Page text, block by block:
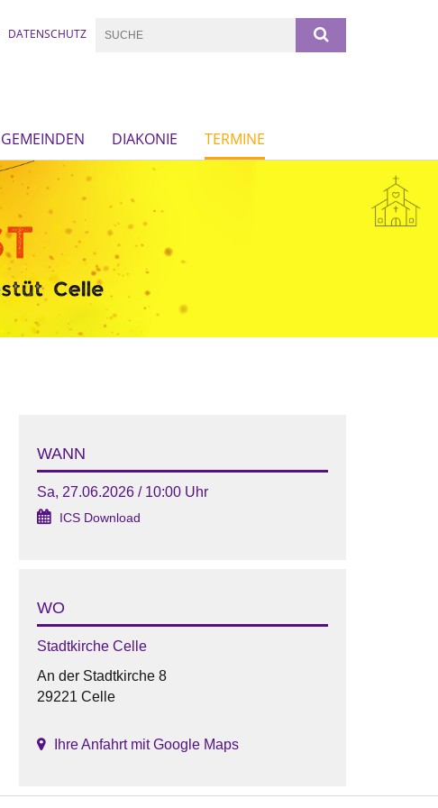
DATENSCHUTZ
GEMEINDEN DIAKONIE TERMINE
WANN
Sa, 27.06.2026 / 10:00 Uhr
ICS Download
WO
Stadtkirche Celle
An der Stadtkirche 8
29221 Celle
Ihre Anfahrt mit Google Maps